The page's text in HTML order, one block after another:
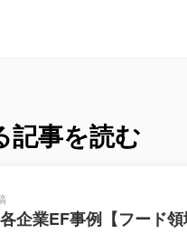
記事を読む
企業EF事例【フード